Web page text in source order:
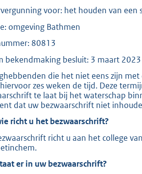
voor: het houden van een
omgeving Bathmen
80813
bekendmaking besluit: 3 maart 2023
die het niet eens zijn
zes weken de tijd. Deze
te laat bij het waterschap
dat uw bezwaarschrift niet
richt u het bezwaarschrift?
richt u aan het college
er in uw bezwaarschrift?